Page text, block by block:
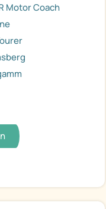
Motor Coach